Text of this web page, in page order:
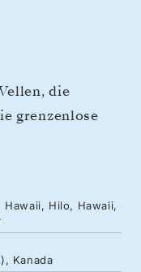
die
grenzenlose
auf den
den
Tag eine Fülle
die
Hawaii, Hilo, Hawaii,
Kanada